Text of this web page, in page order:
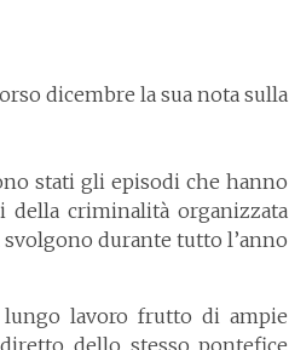
dicembre la sua nota sulla
stati gli episodi che hanno
criminalità organizzata
durante tutto l’anno
lavoro frutto di ampie
dello stesso pontefice